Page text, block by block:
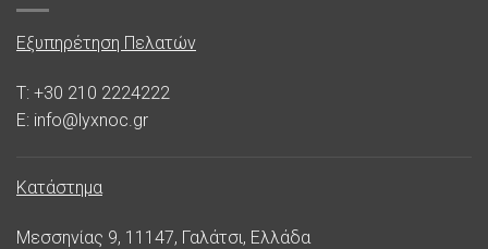
Εξυπηρέτηση Πελατών
T: +30 210 2224222
E: info@lyxnoc.gr
Κατάστημα
Μεσσηνίας 9, 11147, Γαλάτσι, Ελλάδα